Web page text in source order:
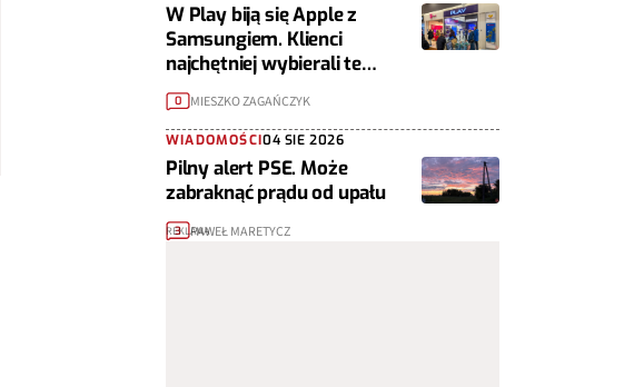
W Play biją się Apple z
Samsungiem. Klienci
najchętniej wybierali te
telefony
0 MIESZKO ZAGAŃCZYK
WIADOMOŚCI04 SIE 2026
Pilny alert PSE. Może
zabraknąć prądu od upału
3 PAWEŁ MARETYCZ